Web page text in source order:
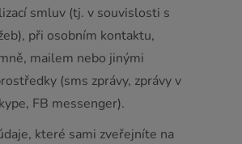
smluv (tj. v souvislosti s
při osobním kontaktu,
mailem nebo jinými
(sms zprávy, zprávy v
FB messenger).
které sami zveřejníte na